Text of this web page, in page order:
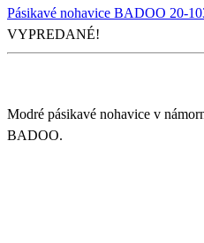
Pásikavé nohavice BADOO 20-
VYPREDANÉ!
Modré pásikavé nohavice v
BADOO.